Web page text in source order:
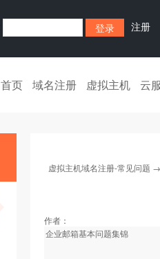
注册
首页 域名注册 虚拟主机 云
虚拟主机域名注册-常见问题
作者：
企业邮箱基本问题集锦